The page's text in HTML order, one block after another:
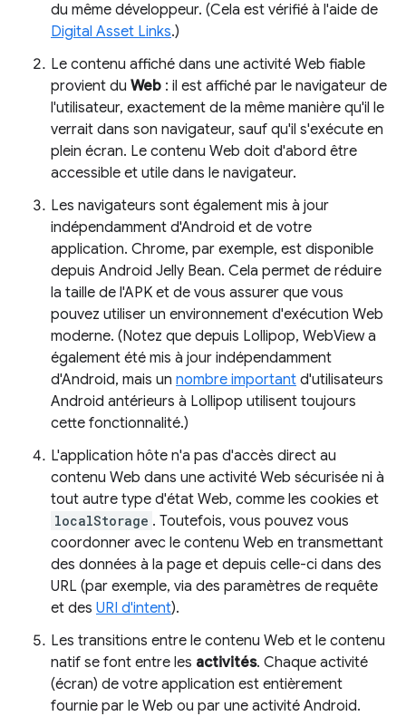
du même développeur. (Cela est vérifié à l'aide de
Digital Asset Links.)
Le contenu affiché dans une activité Web fiable
provient du Web : il est affiché par le navigateur de
l'utilisateur, exactement de la même manière qu'il le
verrait dans son navigateur, sauf qu'il s'exécute en
plein écran. Le contenu Web doit d'abord être
accessible et utile dans le navigateur.
Les navigateurs sont également mis à jour
indépendamment d'Android et de votre
application. Chrome, par exemple, est disponible
depuis Android Jelly Bean. Cela permet de réduire
la taille de l'APK et de vous assurer que vous
pouvez utiliser un environnement d'exécution Web
moderne. (Notez que depuis Lollipop, WebView a
également été mis à jour indépendamment
d'Android, mais un nombre important d'utilisateurs
Android antérieurs à Lollipop utilisent toujours
cette fonctionnalité.)
L'application hôte n'a pas d'accès direct au
contenu Web dans une activité Web sécurisée ni à
tout autre type d'état Web, comme les cookies et
localStorage . Toutefois, vous pouvez vous
coordonner avec le contenu Web en transmettant
des données à la page et depuis celle-ci dans des
URL (par exemple, via des paramètres de requête
et des URI d'intent).
Les transitions entre le contenu Web et le contenu
natif se font entre les activités. Chaque activité
(écran) de votre application est entièrement
fournie par le Web ou par une activité Android.